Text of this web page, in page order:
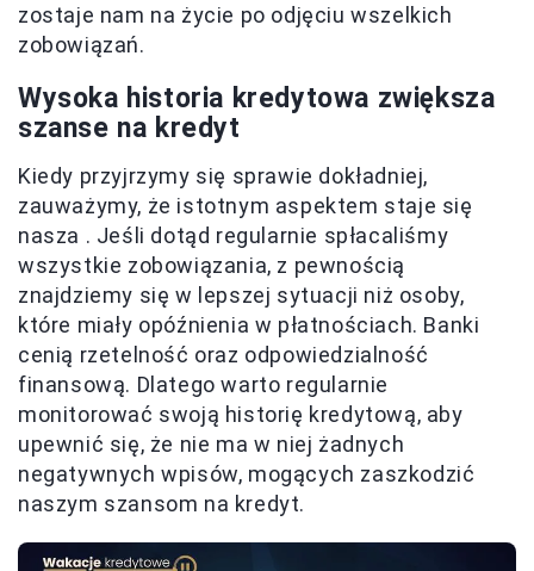
zostaje nam na życie po odjęciu wszelkich
zobowiązań.
Wysoka historia kredytowa zwiększa
szanse na kredyt
Kiedy przyjrzymy się sprawie dokładniej,
zauważymy, że istotnym aspektem staje się
nasza . Jeśli dotąd regularnie spłacaliśmy
wszystkie zobowiązania, z pewnością
znajdziemy się w lepszej sytuacji niż osoby,
które miały opóźnienia w płatnościach. Banki
cenią rzetelność oraz odpowiedzialność
finansową. Dlatego warto regularnie
monitorować swoją historię kredytową, aby
upewnić się, że nie ma w niej żadnych
negatywnych wpisów, mogących zaszkodzić
naszym szansom na kredyt.